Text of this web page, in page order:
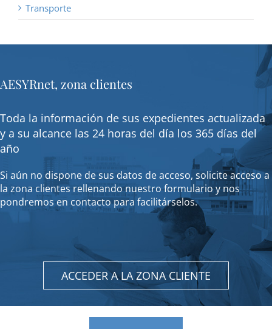
Transporte
AESYRnet, zona clientes
Toda la información de sus expedientes actualizada
y a su alcance las 24 horas del día los 365 días del
año
Si aún no dispone de sus datos de acceso, solicite acceso a
la zona clientes rellenando nuestro formulario y nos
pondremos en contacto para facilitárselos.
ACCEDER A LA ZONA CLIENTE